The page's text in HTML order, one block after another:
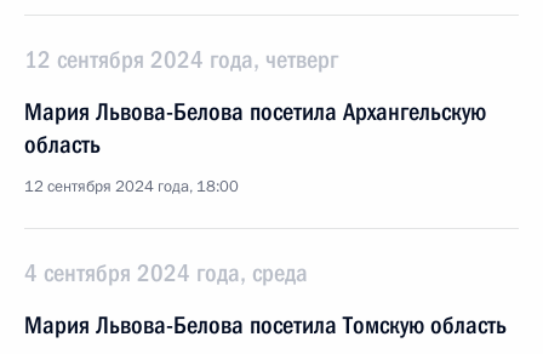
12 сентября 2024 года, четверг
Мария Львова-Белова посетила Архангельскую
область
12 сентября 2024 года, 18:00
4 сентября 2024 года, среда
Мария Львова-Белова посетила Томскую область